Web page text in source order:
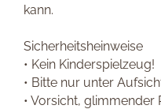
kann.
Sicherheitsheinweise
• Kein Kinderspielzeug!
• Bitte nur unter
• Vorsicht, glimmender